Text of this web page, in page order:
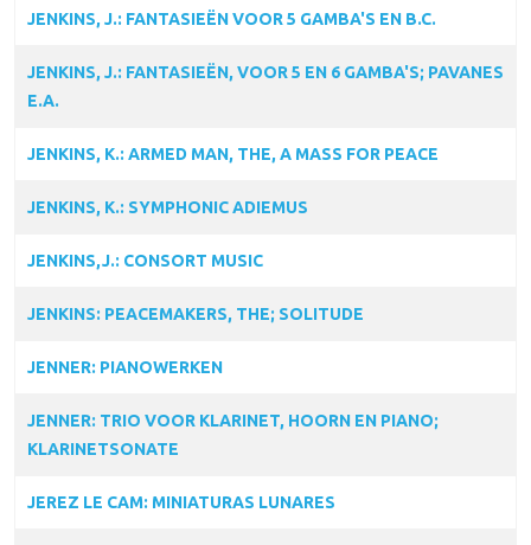
JENKINS, J.: FANTASIEËN VOOR 5 GAMBA'S EN B.C.
JENKINS, J.: FANTASIEËN, VOOR 5 EN 6 GAMBA'S; PAVANES
E.A.
JENKINS, K.: ARMED MAN, THE, A MASS FOR PEACE
JENKINS, K.: SYMPHONIC ADIEMUS
JENKINS,J.: CONSORT MUSIC
JENKINS: PEACEMAKERS, THE; SOLITUDE
JENNER: PIANOWERKEN
JENNER: TRIO VOOR KLARINET, HOORN EN PIANO;
KLARINETSONATE
JEREZ LE CAM: MINIATURAS LUNARES